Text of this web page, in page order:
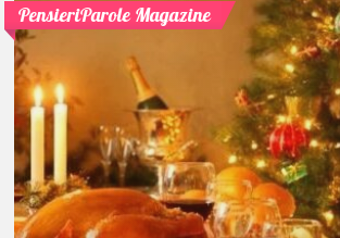
PensieriParole Magazine